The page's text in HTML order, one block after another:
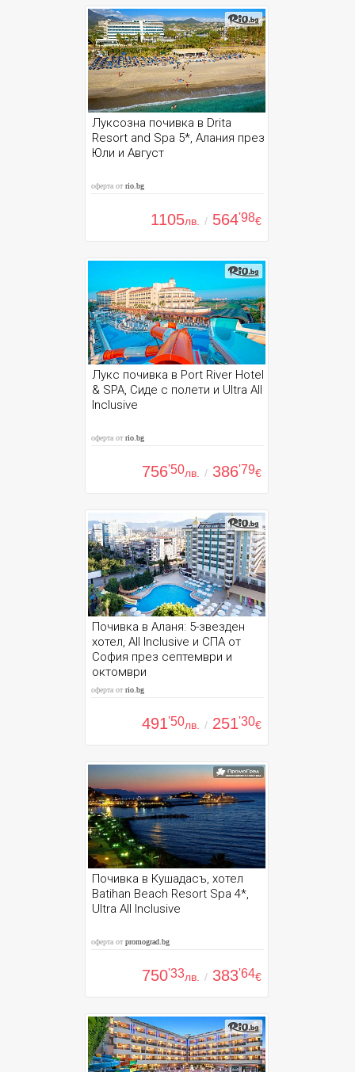
Луксозна почивка в Drita
Resort and Spa 5*, Алания през
Юли и Август
оферта отrio.bg
1105лв. / 564'98€
Лукс почивка в Port River Hotel
& SPA, Сиде с полети и Ultra All
Inclusive
оферта отrio.bg
756'50лв. / 386'79€
Почивка в Аланя: 5-звезден
хотел, All Inclusive и СПА от
София през септември и
октомври
оферта отrio.bg
491'50лв. / 251'30€
Почивка в Кушадасъ, хотел
Batihan Beach Resort Spa 4*,
Ultra All Inclusive
оферта отpromograd.bg
750'33лв. / 383'64€